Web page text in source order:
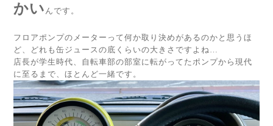
かい んです。
フロアポンプのメーターって何か取り決めがあるのかと思うほ
ど、どれも缶ジュースの底くらいの大きさですよね…
店長が学生時代、自転車部の部室に転がってたポンプから現代
に至るまで、ほとんど一緒です。